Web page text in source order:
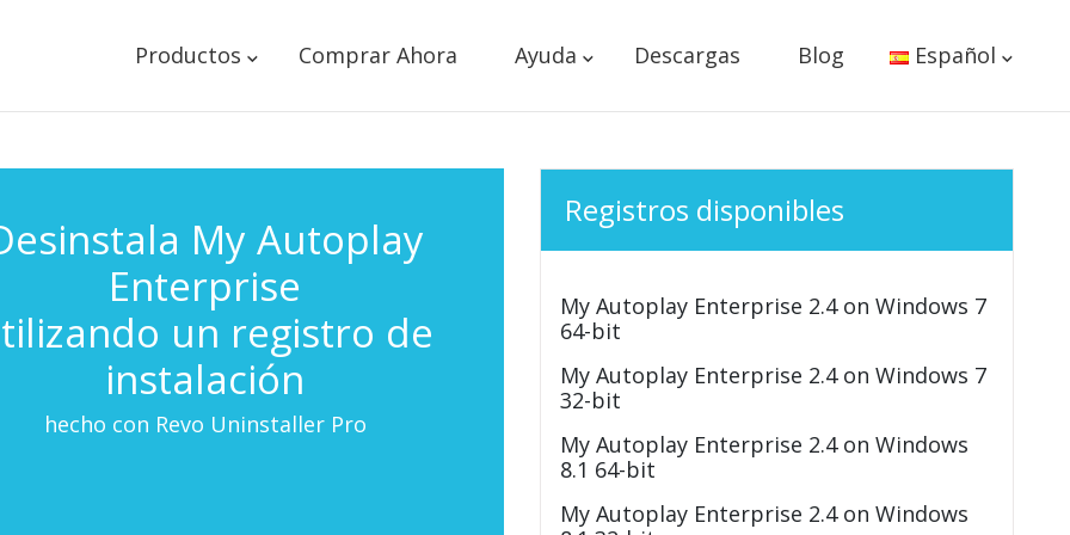
Productos Comprar Ahora Ayuda Descargas Blog Español
My Autoplay
Enterprise
un registro de
instalación
hecho con Revo Uninstaller Pro
Registros disponibles
My Autoplay Enterprise 2.4 on Windows 7
64-bit
My Autoplay Enterprise 2.4 on Windows 7
32-bit
My Autoplay Enterprise 2.4 on Windows
8.1 64-bit
My Autoplay Enterprise 2.4 on Windows